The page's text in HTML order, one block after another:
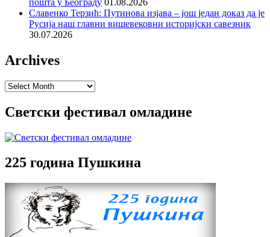
пошта у Београду 01.08.2026
Славенко Терзић: Путинова изјава – још један доказ да је
Русија наш главни вишевековни историјски савезник
30.07.2026
Archives
Archives
Светски фестивал омладине
225 година Пушкина